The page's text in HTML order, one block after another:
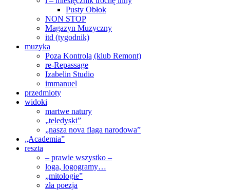
Pusty Obłok
NON STOP
Magazyn Muzyczny
itd (tygodnik)
muzyka
Poza Kontrolą (klub Remont)
re-Repassage
Izabelin Studio
immanuel
przedmioty
widoki
martwe natury
„teledyski”
„nasza nova flaga narodowa”
„Academia”
reszta
– prawie wszystko –
loga, logogramy…
„mitologie”
zła poezja